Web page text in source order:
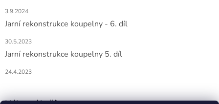
3.9.2024
Jarní rekonstrukce koupelny - 6. díl
30.5.2023
Jarní rekonstrukce koupelny 5. díl
24.4.2023